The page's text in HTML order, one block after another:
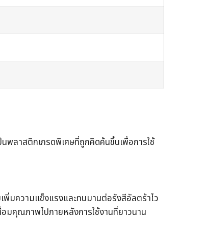
พลาสติกเกรดพิเศษที่ถูกคิดค้นขึ้นเพื่อการใช้
พิ่มความแข็งแรงและทนมานต่อรังสีอัลตร้าไว
มคุณภาพไปภายหลังการใช้งานที่ยาวนาน